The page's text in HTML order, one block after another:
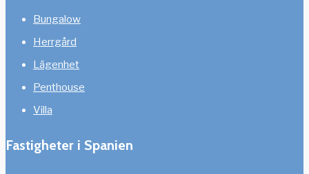
Bungalow
Herrgård
Lägenhet
Penthouse
Villa
Fastigheter i Spanien